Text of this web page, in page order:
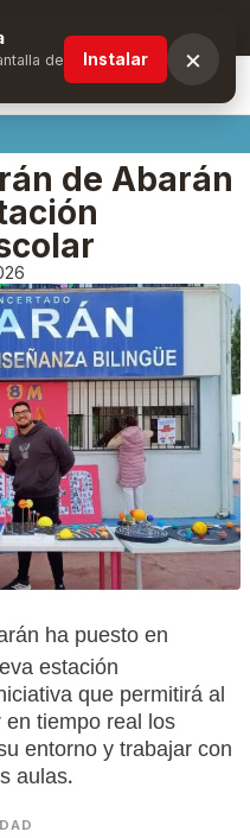
exclusivas
de Abarán
ha puesto en
estación
que permitirá al
tiempo real los
entorno y trabajar con
aulas.
de
Instalar ×